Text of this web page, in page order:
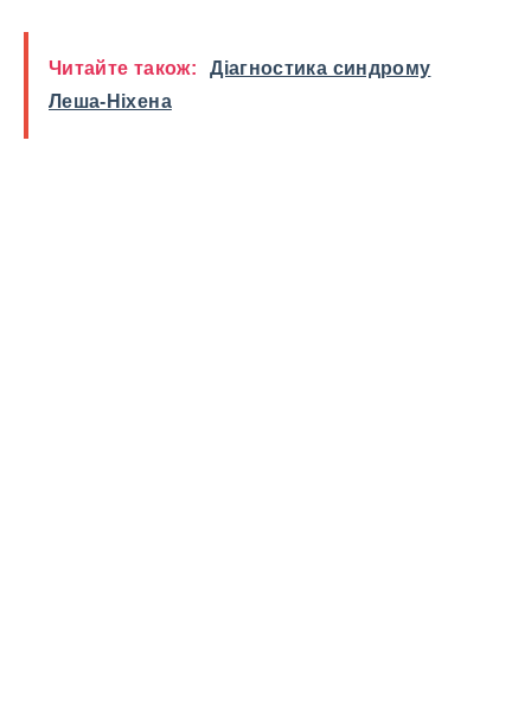
Читайте також:
Діагностика синдрому
Леша-Ніхена